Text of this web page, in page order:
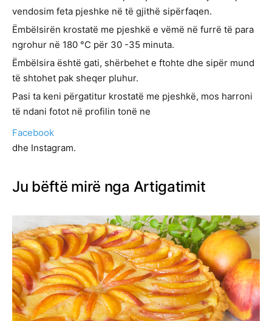
vendosim feta pjeshke në të gjithë sipërfaqen.
Ëmbëlsirën krostatë me pjeshkë e vëmë në furrë të para
ngrohur në 180 °C për 30 -35 minuta.
Ëmbëlsira është gati, shërbehet e ftohte dhe sipër mund
të shtohet pak sheqer pluhur.
Pasi ta keni përgatitur krostatë me pjeshkë, mos harroni
të ndani fotot në profilin tonë ne
Facebook
dhe Instagram.
Ju bëftë mirë nga Artigatimit